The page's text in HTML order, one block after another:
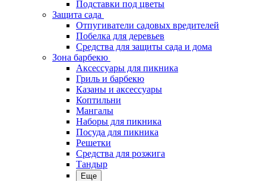
Подставки под цветы
Защита сада
Отпугиватели садовых вредителей
Побелка для деревьев
Средства для защиты сада и дома
Зона барбекю
Аксессуары для пикника
Гриль и барбекю
Казаны и аксессуары
Коптильни
Мангалы
Наборы для пикника
Посуда для пикника
Решетки
Средства для розжига
Тандыр
Еще